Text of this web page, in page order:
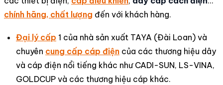
chính hãng, chất lượng đến với khách hàng.
Đại lý cấp 1 của nhà sản xuất TAYA (Đài Loan) và
chuyên cung cấp cáp điện của các thương hiệu dây
và cáp điện nổi tiếng khác như CADI-SUN, LS-VINA,
GOLDCUP và các thương hiệu cáp khác.